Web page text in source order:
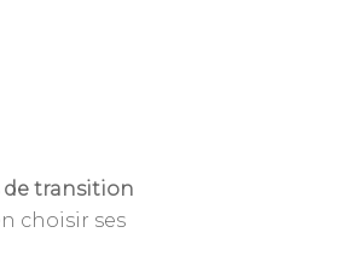
transition
choisir ses